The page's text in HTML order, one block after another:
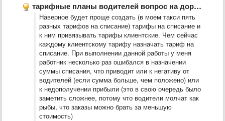
тарифные планы водителей вопрос на доработку
Наверное будет проще создать (в моем такси пять
разных тарифов на списание) тарифы на списание и
к ним привязывать тарифы клиентские. Чем сейчас
каждому клиентскому тарифу назначать тариф на
списание. При выполнении данной работы у меня
работник несколько раз ошибался в назначении
суммы списания, что приводит или к негативу от
водителей (если сумма больше, чем положено) или
к недополучении прибыли (это в свою очередь было
заметить сложнее, потому что водители молчат как
рыбы, что заказы можно брать за меньшую
стоимость)